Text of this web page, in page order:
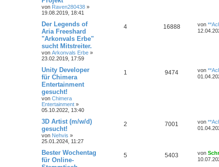
von Raven280438 »
19.08.2019, 18:41
Der Legends of
Aria Freeshard
"Arkonvals Erbe"
sucht Mitstreiter.
von Arkonvals Erbe »
23.02.2019, 17:59
4 16888 von
Unity Developer
für Chimera
Entertainment
gesucht!
von Chimera
Entertainment »
05.10.2022, 13:40
1 9474 von
3D Artist (m/w/d)
gesucht!
von Nehvis »
25.01.2024, 11:27
2 7001 von
Bester Wochentag
für Online-
5 5403 von